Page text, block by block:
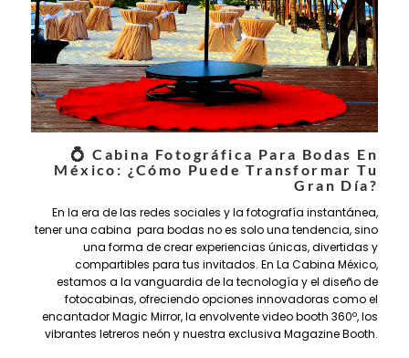
💍 Cabina Fotográfica Para Bodas En
México: ¿Cómo Puede Transformar Tu
Gran Día?
En la era de las redes sociales y la fotografía instantánea,
tener una cabina para bodas no es solo una tendencia, sino
una forma de crear experiencias únicas, divertidas y
compartibles para tus invitados. En La Cabina México,
estamos a la vanguardia de la tecnología y el diseño de
fotocabinas, ofreciendo opciones innovadoras como el
encantador Magic Mirror, la envolvente video booth 360º, los
vibrantes letreros neón y nuestra exclusiva Magazine Booth.